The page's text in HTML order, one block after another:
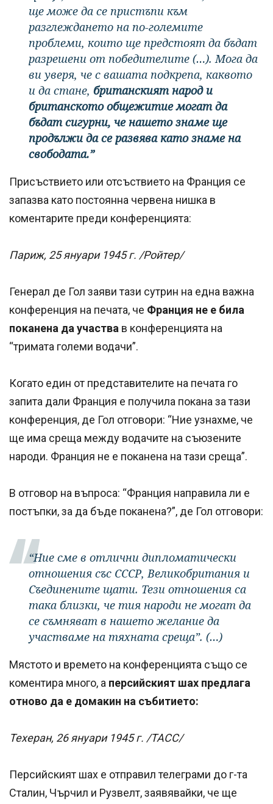
ще може да се пристъпи към
разглеждането на по-големите
проблеми, които ще предстоят да бъдат
разрешени от победителите (…). Мога да
ви уверя, че с вашата подкрепа, каквото
и да стане, британският народ и
британското общежитие могат да
бъдат сигурни, че нашето знаме ще
продължи да се развява като знаме на
свободата.”
Присъствието или отсъствието на Франция се
запазва като постоянна червена нишка в
коментарите преди конференцията:
Париж, 25 януари 1945 г. /Ройтер/
Генерал де Гол заяви тази сутрин на една важна
конференция на печата, че Франция не е била
поканена да участва в конференцията на
“тримата големи водачи”.
Когато един от представителите на печата го
запита дали Франция е получила покана за тази
конференция, де Гол отговори: “Ние узнахме, че
ще има среща между водачите на съюзените
народи. Франция не е поканена на тази среща”.
В отговор на въпроса: “Франция направила ли е
постъпки, за да бъде поканена?”, де Гол отговори:
“Ние сме в отлични дипломатически
отношения със СССР, Великобритания и
Съединените щати. Тези отношения са
така близки, че тия народи не могат да
се съмняват в нашето желание да
участваме на тяхната среща”. (…)
Мястото и времето на конференцията също се
коментира много, а персийският шах предлага
отново да е домакин на събитието:
Техеран, 26 януари 1945 г. /ТАСС/
Персийският шах е отправил телеграми до г-та
Сталин, Чърчил и Рузвелт, заявявайки, че ще